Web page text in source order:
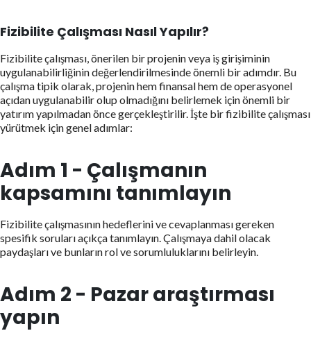
Fizibilite Çalışması Nasıl Yapılır?
Fizibilite çalışması, önerilen bir projenin veya iş girişiminin
uygulanabilirliğinin değerlendirilmesinde önemli bir adımdır. Bu
çalışma tipik olarak, projenin hem finansal hem de operasyonel
açıdan uygulanabilir olup olmadığını belirlemek için önemli bir
yatırım yapılmadan önce gerçekleştirilir. İşte bir fizibilite çalışması
yürütmek için genel adımlar:
Adım 1 - Çalışmanın
kapsamını tanımlayın
Fizibilite çalışmasının hedeflerini ve cevaplanması gereken
spesifik soruları açıkça tanımlayın. Çalışmaya dahil olacak
paydaşları ve bunların rol ve sorumluluklarını belirleyin.
Adım 2 - Pazar araştırması
yapın